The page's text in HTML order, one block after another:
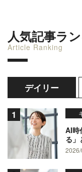
人気記事ラ
Article Ranking
デイリー
AI時
る」
2026/